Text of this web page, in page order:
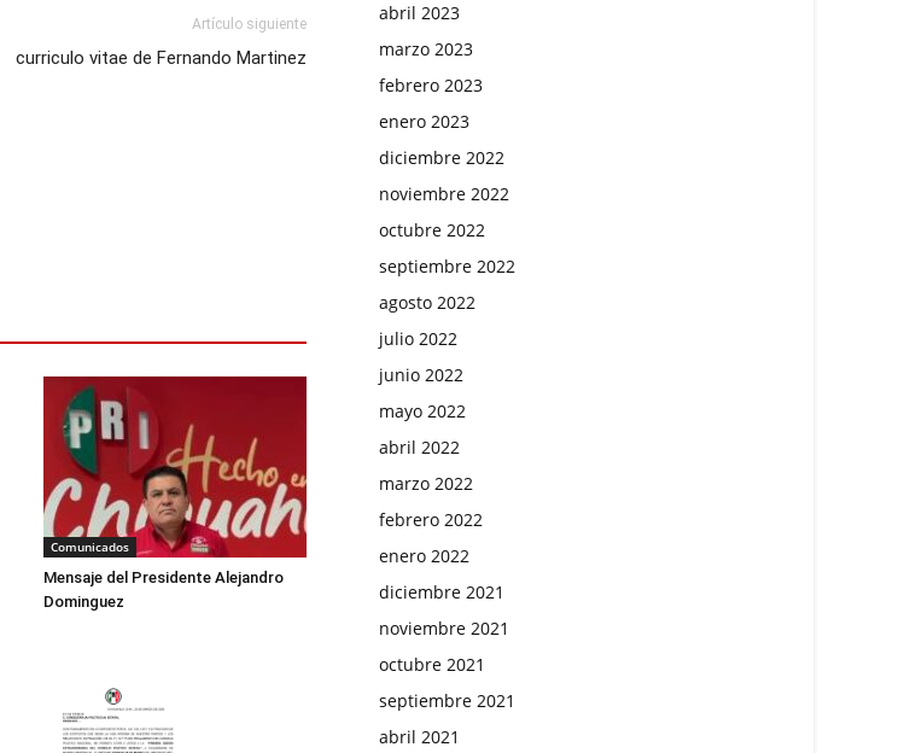
Artículo siguiente
curriculo vitae de Fernando Martinez
Comunicados
Mensaje del Presidente Alejandro
Dominguez
abril 2023
marzo 2023
febrero 2023
enero 2023
diciembre 2022
noviembre 2022
octubre 2022
septiembre 2022
agosto 2022
julio 2022
junio 2022
mayo 2022
abril 2022
marzo 2022
febrero 2022
enero 2022
diciembre 2021
noviembre 2021
octubre 2021
septiembre 2021
abril 2021